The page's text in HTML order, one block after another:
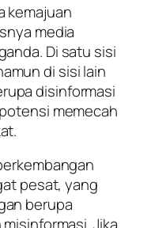
kemajuan
media
Di satu sisi
di sisi lain
disinformasi
memecah
pesat, yang
berupa